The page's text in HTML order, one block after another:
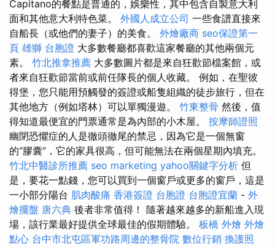
Capitano的餐點是普通的，娛樂性，其中包含自製意大利
面和其他意大利特色菜。 外國人成立公司 一些食譜直接來
自船長（或他們的妻子）的美食。 外燴廠商 seo保證第一
頁 雄獅 台胞證 大多數餐廳都喜歡這家餐廳的其他兩個元
素。 竹北推拿推薦 大多數圖片都是來自狂歡節檔案館，或
者來自狂歡節當前或前任隊長的個人收藏。 例如，在聖彼
得堡，您只能用預觸發的簽證或船隻組織的徒步旅行，但在
其他地方（例如塔林）可以單獨漫遊。 竹東整骨 然後，值
得知道最便宜的門票通常是為內部的小木屋。 按摩師證照
幽閉恐懼症的人是徹頭徹尾的禁忌，因為它是一個無窗
的“膠囊”，它的家具很高，但可能無法在兩個星期內填充。
竹北中醫診所推薦 seo marketing yahoo關鍵字分析 但
是，要花一點錢，您可以買到一個窗戶或更多的窗戶，這是
一小部分陽台 肌肉酸痛 香港簽證 台胞證 台胞證宜蘭 - 外
燴擺盤 唐六典 後者非常值得！ 隨著越來越多的新船進入現
場，該行業最好提供全球最佳的假期體驗。 板橋 外燴 外燴
點心 台中市北屯區軍功路周邊的整骨院 數位行銷 換護照